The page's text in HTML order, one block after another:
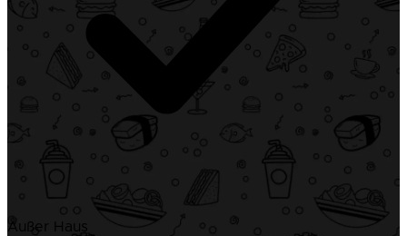
Außer Haus